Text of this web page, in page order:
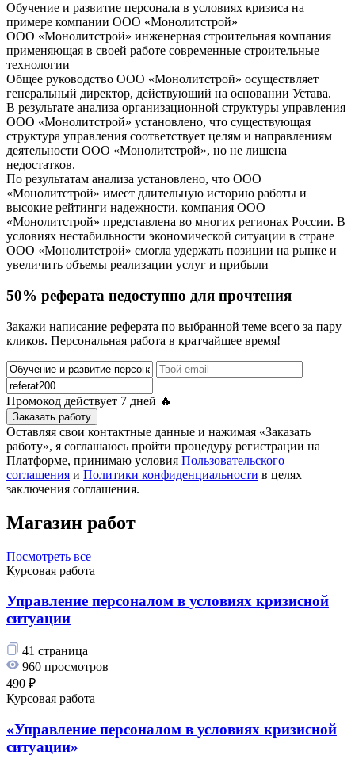
Обучение и развитие персонала в условиях кризиса на
примере компании ООО «Монолитстрой»
ООО «Монолитстрой» инженерная строительная компания
применяющая в своей работе современные строительные
технологии
Общее руководство ООО «Монолитстрой» осуществляет
генеральный директор, действующий на основании Устава.
В результате анализа организационной структуры управления
ООО «Монолитстрой» установлено, что существующая
структура управления соответствует целям и направлениям
деятельности ООО «Монолитстрой», но не лишена
недостатков.
По результатам анализа установлено, что ООО
«Монолитстрой» имеет длительную историю работы и
высокие рейтинги надежности. компания ООО
«Монолитстрой» представлена во многих регионах России. В
условиях нестабильности экономической ситуации в стране
ООО «Монолитстрой» смогла удержать позиции на рынке и
увеличить объемы реализации услуг и прибыли
50% реферата недоступно для прочтения
Закажи написание реферата по выбранной теме всего за пару
кликов. Персональная работа в кратчайшее время!
Промокод действует 7 дней 🔥
Заказать работу
Оставляя свои контактные данные и нажимая «Заказать
работу», я соглашаюсь пройти процедуру регистрации на
Платформе, принимаю условия Пользовательского
соглашения и Политики конфиденциальности в целях
заключения соглашения.
Магазин работ
Посмотреть все
Курсовая работа
Управление персоналом в условиях кризисной
ситуации
41 страница
960 просмотров
490 ₽
Курсовая работа
«Управление персоналом в условиях кризисной
ситуации»